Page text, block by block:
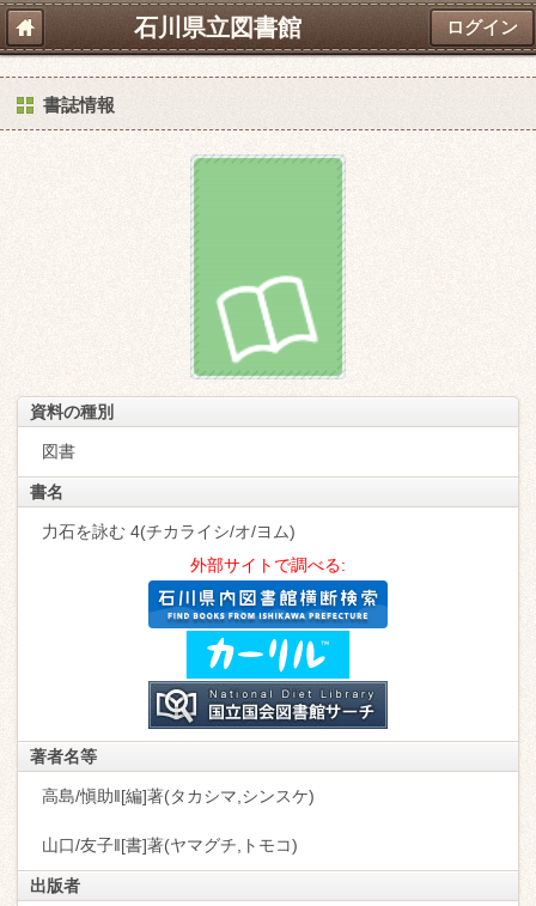
石川県立図書館 ログイン
書誌情報
資料の種別
図書
書名
力石を詠む 4(チカライシ/オ/ヨム)
外部サイトで調べる:
著者名等
高島/愼助‖[編]著(タカシマ,シンスケ)
山口/友子‖[書]著(ヤマグチ,トモコ)
出版者